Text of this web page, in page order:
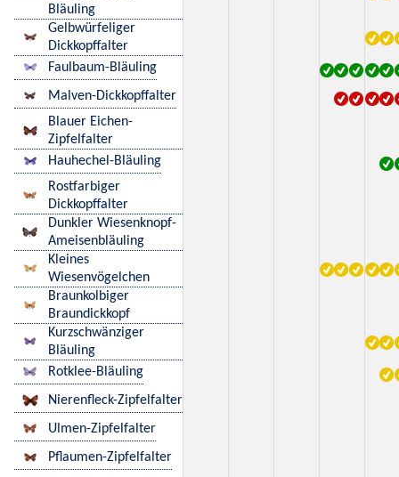
Bläuling
Gelbwürfeliger
Dickkopffalter
Faulbaum-Bläuling
Malven-Dickkopffalter
Blauer Eichen-
Zipfelfalter
Hauhechel-Bläuling
Rostfarbiger
Dickkopffalter
Dunkler Wiesenknopf-
Ameisenbläuling
Kleines
Wiesenvögelchen
Braunkolbiger
Braundickkopf
Kurzschwänziger
Bläuling
Rotklee-Bläuling
Nierenfleck-Zipfelfalter
Ulmen-Zipfelfalter
Pflaumen-Zipfelfalter